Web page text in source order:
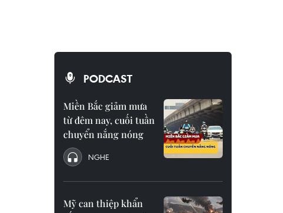
PODCAST
Miền Bắc giảm mưa
từ đêm nay, cuối tuần
chuyển nắng nóng
NGHE
Mỹ can thiệp khẩn